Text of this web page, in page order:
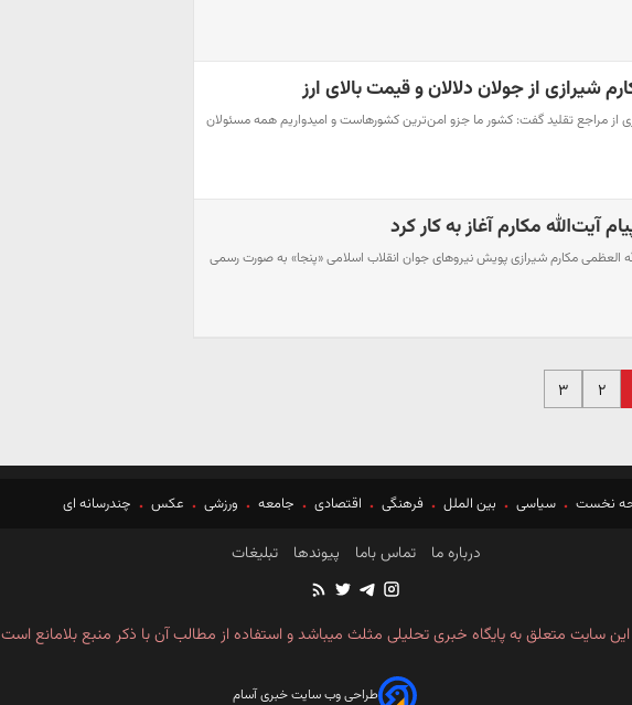
شیرازی از جولان دلالان و قیمت بالای ارز
از مراجع تقلید گفت: کشور ما جزو امن‌ترین کشورهاست و امیدواریم همه مسئولان
آیت‌الله مکارم آغاز به کار کرد
العظمی مکارم شیرازی پویش نیروهای جوان انقلاب اسلامی «پنجا» به صورت رسمی
۲ ۳
نخست سیاسی بین الملل فرهنگی اقتصادی جامعه ورزشی عکس چندرسانه ای
درباره ما تماس باما پیوندها تبلیغات
سایت متعلق به پایگاه خبری تحلیلی مثلث میباشد و استفاده از مطالب آن با ذکر منبع بلامانع است
طراحی وب سایت خبری آسام